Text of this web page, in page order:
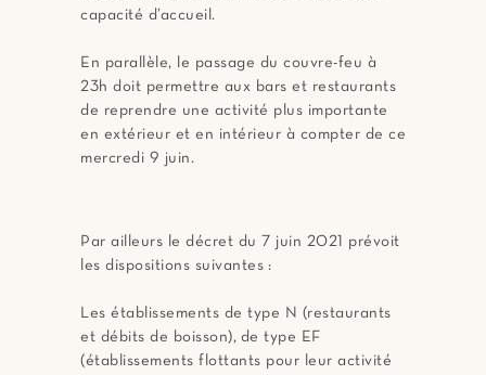
capacité d’accueil.
En parallèle, le passage du couvre-feu à
23h doit permettre aux bars et restaurants
de reprendre une activité plus importante
en extérieur et en intérieur à compter de ce
mercredi 9 juin.
Par ailleurs le décret du 7 juin 2021 prévoit
les dispositions suivantes :
Les établissements de type N (restaurants
et débits de boisson), de type EF
(établissements flottants pour leur activité